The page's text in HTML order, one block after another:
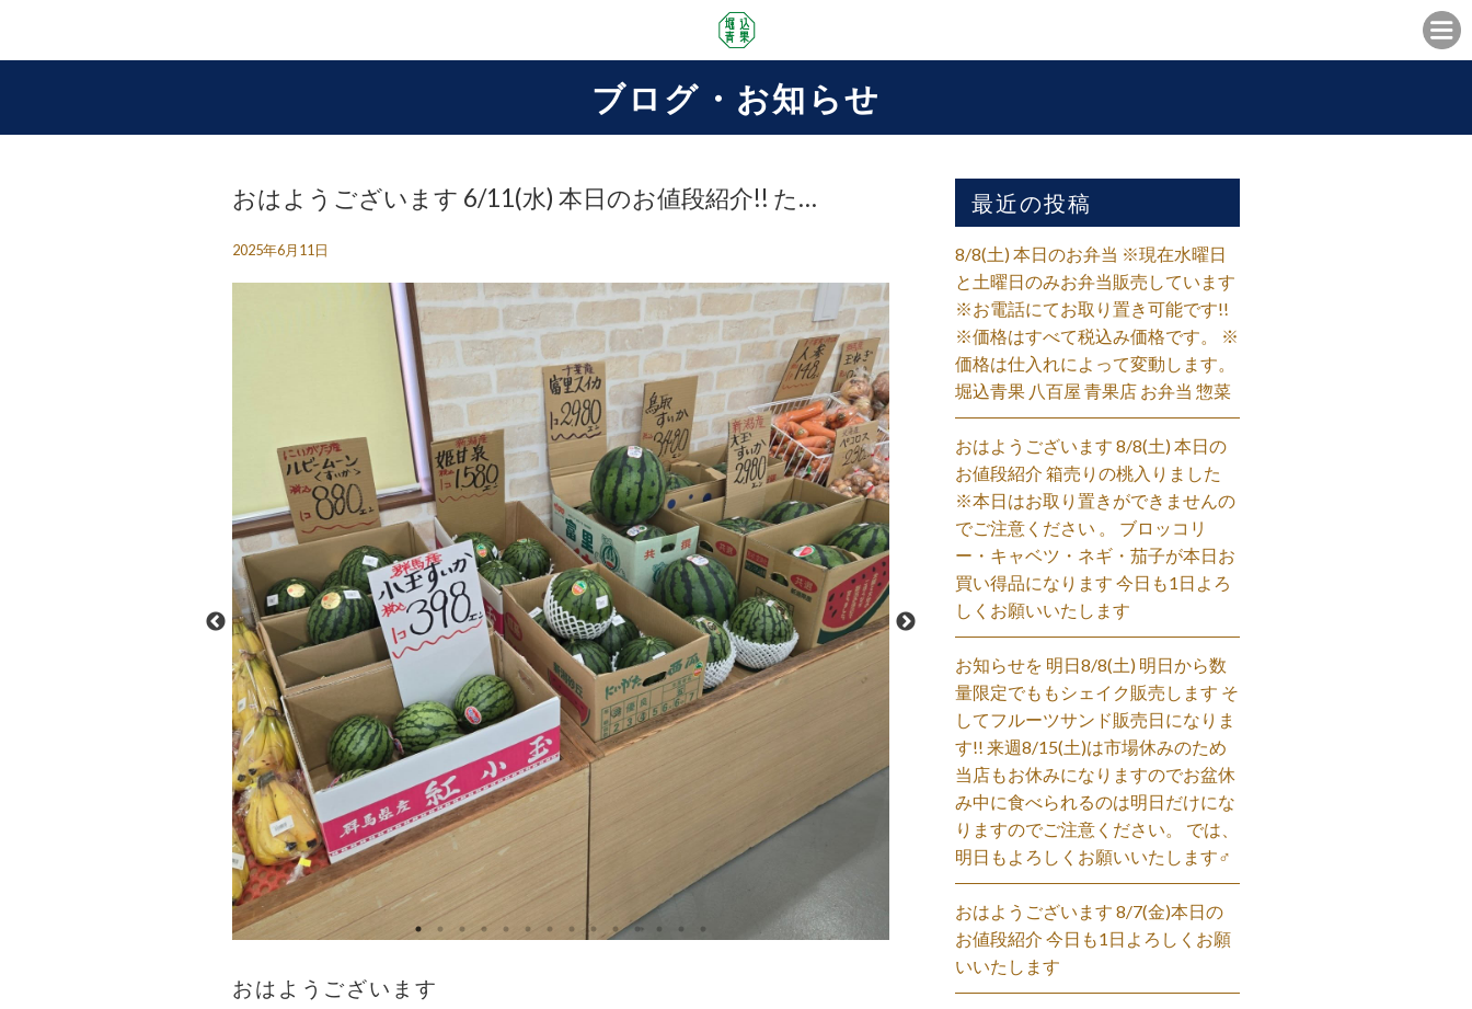
ブログ・お知らせ
おはようございます 6/11(水) 本日のお値段紹介!! た…
2025年6月11日
おはようございます
最近の投稿
8/8(土) 本日のお弁当 ※現在水曜日
と土曜日のみお弁当販売しています
※お電話にてお取り置き可能です!!
※価格はすべて税込み価格です。 ※
価格は仕入れによって変動します。
堀込青果 八百屋 青果店 お弁当 惣菜
おはようございます 8/8(土) 本日の
お値段紹介 箱売りの桃入りました
※本日はお取り置きができませんの
でご注意ください 。 ブロッコリ
ー・キャベツ・ネギ・茄子が本日お
買い得品になります 今日も1日よろ
しくお願いいたします
お知らせを 明日8/8(土) 明日から数
量限定でももシェイク販売します そ
してフルーツサンド販売日になりま
す!! 来週8/15(土)は市場休みのため
当店もお休みになりますのでお盆休
み中に食べられるのは明日だけにな
りますのでご注意ください。 では、
明日もよろしくお願いいたします‍♂️
おはようございます 8/7(金)本日の
お値段紹介 今日も1日よろしくお願
いいたします